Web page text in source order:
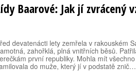
Baarové: Jak jí zvrácený
devatenácti lety zemřela v rakouském
zahořklá, plná vnitřních běsů.
první republiky. Mohla mít
do muže, který jí v podstatě znič…